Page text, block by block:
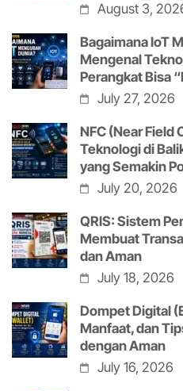
August 3,
Bagaimana IoT
Mengenal
Perangkat Bisa
July 27, 2026
NFC (Near Field
Teknologi di
yang Semakin
July 20, 2026
QRIS: Sistem
Membuat
dan Aman
July 18, 2026
Dompet Digital
Manfaat, dan
dengan Aman
July 16, 2026